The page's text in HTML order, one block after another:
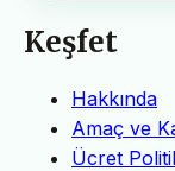
Keşfet
Hakkında
Amaç ve
Ücret